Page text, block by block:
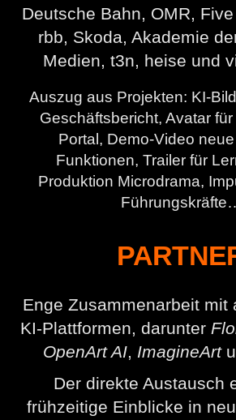
Deutsche Bahn, OMR,
rbb, Skoda, Akademie
Medien, t3n, heise und
Auszug aus Projekten: KI-
Geschäftsbericht, Avatar
Portal, Demo-Video
Funktionen, Trailer für
Produktion Microdrama,
Enge Zusammenarbeit mit
KI-Plattformen, darunter
OpenArt AI, ImagineArt
Der direkte Austausch
frühzeitige Einblicke in